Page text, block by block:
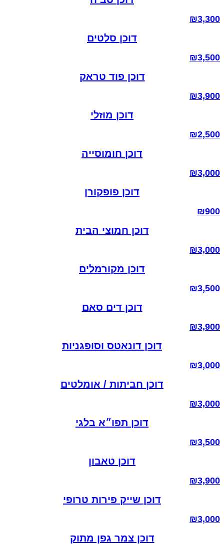
₪3,300
דוכן סלטים
₪3,500
דוכן פוד טראק
₪3,900
דוכן מוזלי
₪2,500
דוכן חומוסייה
₪3,000
דוכן פופקורן
₪900
דוכן חמוצי הבית
₪3,000
דוכן מקורמלים
₪3,500
דוכן דים סאם
₪3,900
דוכן דונאטס וסופגניות
₪3,000
דוכן חביתות / אומלטים
₪3,000
דוכן תפו״א בלגי
₪3,500
דוכן טאבון
₪3,900
דוכן שייק פירות טרופי
₪3,000
דוכן צמר גפן מתוק